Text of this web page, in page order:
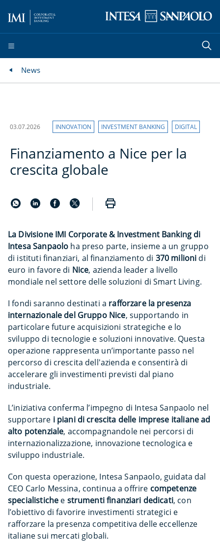
News
03.07.2026 INNOVATION INVESTMENT BANKING DIGITAL
Finanziamento a Nice per la
crescita globale
La Divisione IMI Corporate & Investment Banking di
Intesa Sanpaolo ha preso parte, insieme a un gruppo
di istituti finanziari, al finanziamento di 370 milioni di
euro in favore di Nice, azienda leader a livello
mondiale nel settore delle soluzioni di Smart Living.
I fondi saranno destinati a rafforzare la presenza
internazionale del Gruppo Nice, supportando in
particolare future acquisizioni strategiche e lo
sviluppo di tecnologie e soluzioni innovative. Questa
operazione rappresenta un’importante passo nel
percorso di crescita dell'azienda e consentirà di
accelerare gli investimenti previsti dal piano
industriale.
L’iniziativa conferma l’impegno di Intesa Sanpaolo nel
supportare i piani di crescita delle imprese italiane ad
alto potenziale, accompagnandole nei percorsi di
internazionalizzazione, innovazione tecnologica e
sviluppo industriale.
Con questa operazione, Intesa Sanpaolo, guidata dal
CEO Carlo Messina, continua a offrire competenze
specialistiche e strumenti finanziari dedicati, con
l’obiettivo di favorire investimenti strategici e
rafforzare la presenza competitiva delle eccellenze
italiane sui mercati globali.